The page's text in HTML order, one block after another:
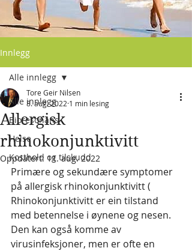
Innlegg
Alle innlegg
Bioresonans
Helse
Kosthold og tilskudd
Alle innlegg
Allergisk
rhinokonjunktivitt
Tore Geir Nilsen
8. aug. 2022 1 min lesing
Oppdatert: 11. aug. 2022
Primære og sekundære symptomer
på allergisk rhinokonjunktivitt (
Rhinokonjunktivitt er ein tilstand
med betennelse i øynene og nesen.
Den kan også komme av
virusinfeksjoner, men er ofte en